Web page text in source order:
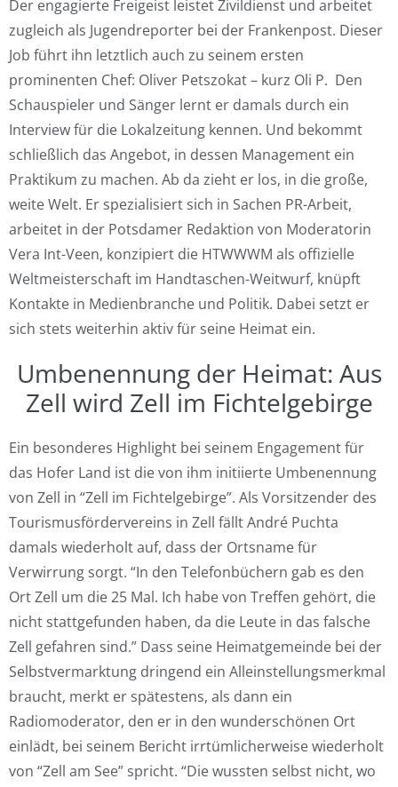
Der engagierte Freigeist leistet Zivildienst und arbeitet
zugleich als Jugendreporter bei der Frankenpost. Dieser
Job führt ihn letztlich auch zu seinem ersten
prominenten Chef: Oliver Petszokat – kurz Oli P. Den
Schauspieler und Sänger lernt er damals durch ein
Interview für die Lokalzeitung kennen. Und bekommt
schließlich das Angebot, in dessen Management ein
Praktikum zu machen. Ab da zieht er los, in die große,
weite Welt. Er spezialisiert sich in Sachen PR-Arbeit,
arbeitet in der Potsdamer Redaktion von Moderatorin
Vera Int-Veen, konzipiert die HTWWWM als offizielle
Weltmeisterschaft im Handtaschen-Weitwurf, knüpft
Kontakte in Medienbranche und Politik. Dabei setzt er
sich stets weiterhin aktiv für seine Heimat ein.
Umbenennung der Heimat: Aus
Zell wird Zell im Fichtelgebirge
Ein besonderes Highlight bei seinem Engagement für
das Hofer Land ist die von ihm initiierte Umbenennung
von Zell in “Zell im Fichtelgebirge”. Als Vorsitzender des
Tourismusfördervereins in Zell fällt André Puchta
damals wiederholt auf, dass der Ortsname für
Verwirrung sorgt. “In den Telefonbüchern gab es den
Ort Zell um die 25 Mal. Ich habe von Treffen gehört, die
nicht stattgefunden haben, da die Leute in das falsche
Zell gefahren sind.” Dass seine Heimatgemeinde bei der
Selbstvermarktung dringend ein Alleinstellungsmerkmal
braucht, merkt er spätestens, als dann ein
Radiomoderator, den er in den wunderschönen Ort
einlädt, bei seinem Bericht irrtümlicherweise wiederholt
von “Zell am See” spricht. “Die wussten selbst nicht, wo